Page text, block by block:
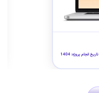
تاریخ انجام پروژه: 1404